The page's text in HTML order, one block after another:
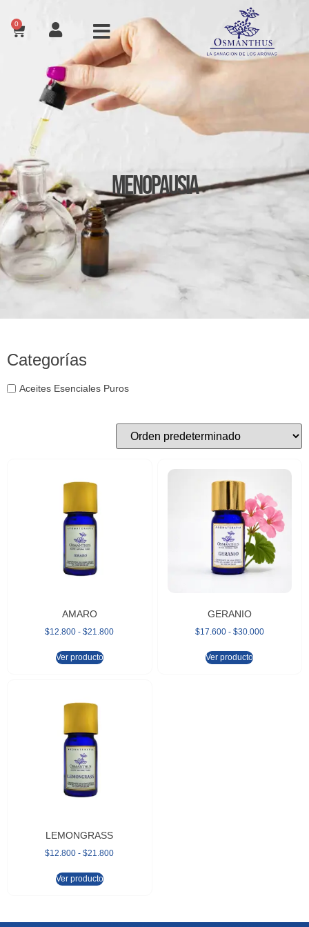
0
Menopausia
Categorías
Aceites Esenciales Puros
AMARO
$12.800 - $21.800
Ver producto
GERANIO
$17.600 - $30.000
Ver producto
LEMONGRASS
$12.800 - $21.800
Ver producto